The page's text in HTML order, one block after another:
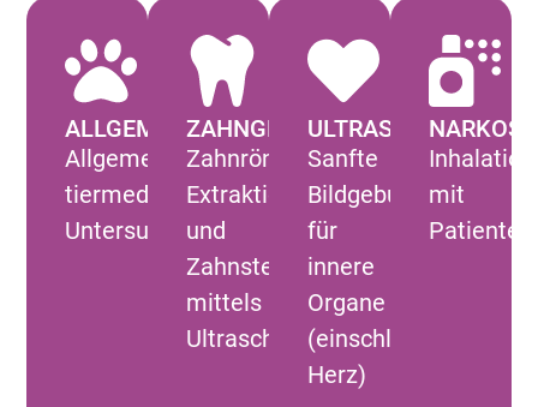
ALLGEMEINES
Allgemeine
tiermedizinische
Untersuchungen
ZAHNGESUNDHEIT
Zahnröntgen,
Extraktionen
und
Zahnsteinentfernung
mittels
Ultraschall
ULTRASCHALL
Sanfte
Bildgebung
für
innere
Organe
(einschl.
Herz)
NARKOSE
mit